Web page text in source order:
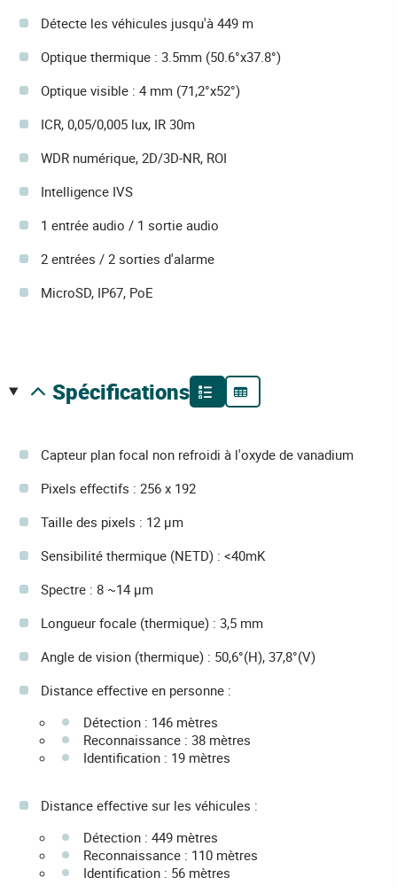
Détecte les véhicules jusqu'à 449 m
Optique thermique : 3.5mm (50.6°x37.8°)
Optique visible : 4 mm (71,2°x52°)
ICR, 0,05/0,005 lux, IR 30m
WDR numérique, 2D/3D-NR, ROI
Intelligence IVS
1 entrée audio / 1 sortie audio
2 entrées / 2 sorties d'alarme
MicroSD, IP67, PoE
spécifications
Capteur plan focal non refroidi à l'oxyde de vanadium
Pixels effectifs : 256 x 192
Taille des pixels : 12 µm
Sensibilité thermique (NETD) : <40mK
Spectre : 8 ~14 µm
Longueur focale (thermique) : 3,5 mm
Angle de vision (thermique) : 50,6°(H), 37,8°(V)
Distance effective en personne :
Détection : 146 mètres
Reconnaissance : 38 mètres
Identification : 19 mètres
Distance effective sur les véhicules :
Détection : 449 mètres
Reconnaissance : 110 mètres
Identification : 56 mètres